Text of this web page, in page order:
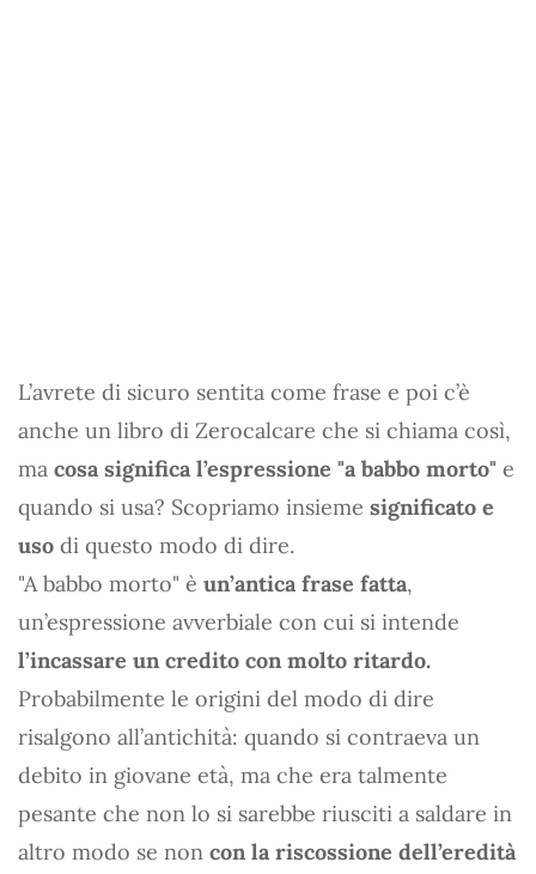
L’avrete di sicuro sentita come frase e poi c’è
anche un libro di Zerocalcare che si chiama così,
ma cosa significa l’espressione "a babbo morto" e
quando si usa? Scopriamo insieme significato e
uso di questo modo di dire.
"A babbo morto" è un’antica frase fatta,
un’espressione avverbiale con cui si intende
l’incassare un credito con molto ritardo.
Probabilmente le origini del modo di dire
risalgono all’antichità: quando si contraeva un
debito in giovane età, ma che era talmente
pesante che non lo si sarebbe riusciti a saldare in
altro modo se non con la riscossione dell’eredità